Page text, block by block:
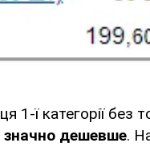
1-ї категорії без
дешевше.